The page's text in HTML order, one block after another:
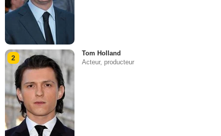
2
Tom Holland
Acteur, producteur